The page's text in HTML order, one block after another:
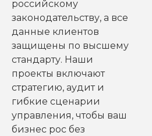
российскому
законодательству, а все
данные клиентов
защищены по высшему
стандарту. Наши
проекты включают
стратегию, аудит и
гибкие сценарии
управления, чтобы ваш
бизнес рос без